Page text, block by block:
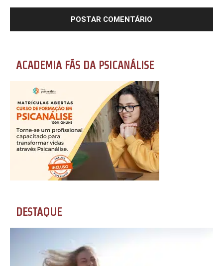
ACADEMIA FÃS DA PSICANÁLISE
DESTAQUE